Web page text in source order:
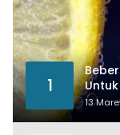
1
13